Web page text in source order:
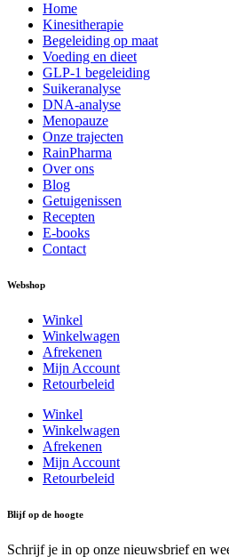
Home
Kinesitherapie
Begeleiding op maat
Voeding en dieet
GLP-1 begeleiding
Suikeranalyse
DNA-analyse
Menopauze
Onze trajecten
RainPharma
Over ons
Blog
Getuigenissen
Recepten
E-books
Contact
Webshop
Winkel
Winkelwagen
Afrekenen
Mijn Account
Retourbeleid
Winkel
Winkelwagen
Afrekenen
Mijn Account
Retourbeleid
Blijf op de hoogte
Schrijf je in op onze nieuwsbrief en